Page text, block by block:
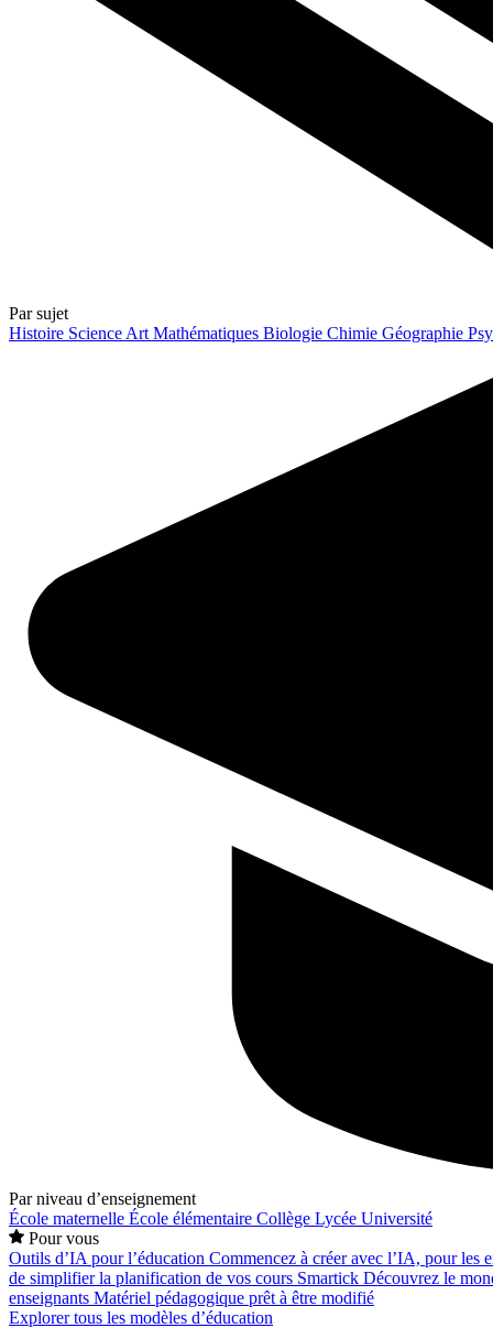
Par sujet
Histoire Science Art Mathématiques Biologie Chimie Géographie
Par niveau d’enseignement
École maternelle École élémentaire Collège Lycée Université
Pour vous
Outils d’IA pour l’éducation Commencez à créer avec l’IA, pour les
de simplifier la planification de vos cours Smartick Découvrez le
enseignants Matériel pédagogique prêt à être modifié
Explorer tous les modèles d’éducation